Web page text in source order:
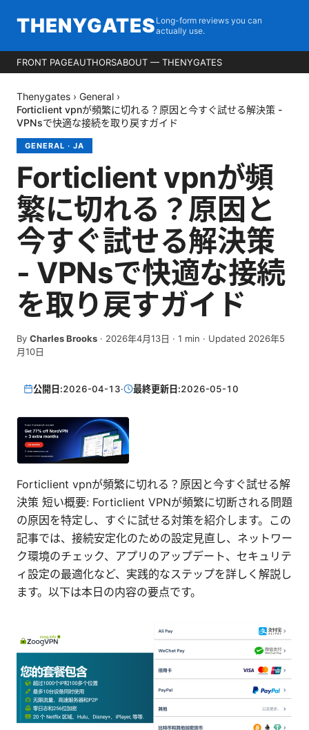
THENYGATES Long-form reviews you can
actually use.
FRONT PAGEAUTHORSABOUT — THENYGATES
Thenygates › General ›
Forticlient vpnが頻繁に切れる？原因と今すぐ試せる解決策 -
VPNsで快適な接続を取り戻すガイド
GENERAL · JA
Forticlient vpnが頻
繁に切れる？原因と
今すぐ試せる解決策
- VPNsで快適な接続
を取り戻すガイド
By Charles Brooks · 2026年4月13日 · 1 min · Updated 2026年5
月10日
公開日:2026-04-13· 最終更新日:2026-05-10
Forticlient vpnが頻繁に切れる？原因と今すぐ試せる解
決策 短い概要: Forticlient VPNが頻繁に切断される問題
の原因を特定し、すぐに試せる対策を紹介します。この
記事では、接続安定化のための設定見直し、ネットワー
ク環境のチェック、アプリのアップデート、セキュリテ
ィ設定の最適化など、実践的なステップを詳しく解説し
ます。以下は本日の内容の要点です。